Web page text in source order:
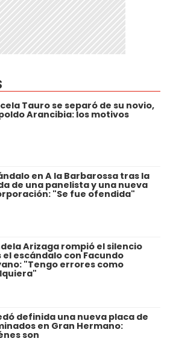
Tauro se separó de su novio,
Arancibia: los motivos
en A la Barbarossa tras la
de una panelista y una nueva
"Se fue ofendida"
Arizaga rompió el silencio
el escándalo con Facundo
"Tengo errores como
definida una nueva placa de
en Gran Hermano:
son